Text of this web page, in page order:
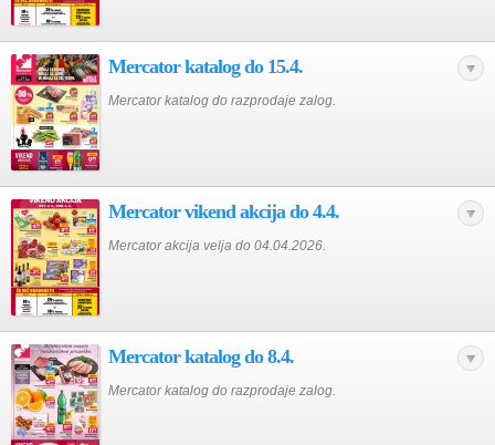
Mercator katalog do 15.4.
Mercator katalog do razprodaje zalog.
Mercator vikend akcija do 4.4.
Mercator akcija velja do 04.04.2026.
Mercator katalog do 8.4.
Mercator katalog do razprodaje zalog.